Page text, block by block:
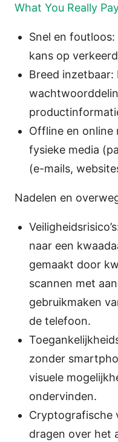
What You Really
Snel en
kans op
Breed
Offline en online
fysieke media
(e-mails,
Nadelen en
naar een
gemaakt door
scannen met
gebruikmaken
de telefoon.
zonder
visuele
ondervinden.
Cryptografische
dragen over het